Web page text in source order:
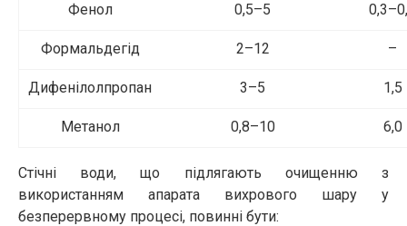
Фенол 0,5–5
Формальдегід 2–12 –
Дифенілолпропан 3–5 1,5
Метанол 0,8–10 6,0
Стічні води, що підлягають очищенню з
використанням апарата вихрового шару у
безперервному процесі, повинні бути: